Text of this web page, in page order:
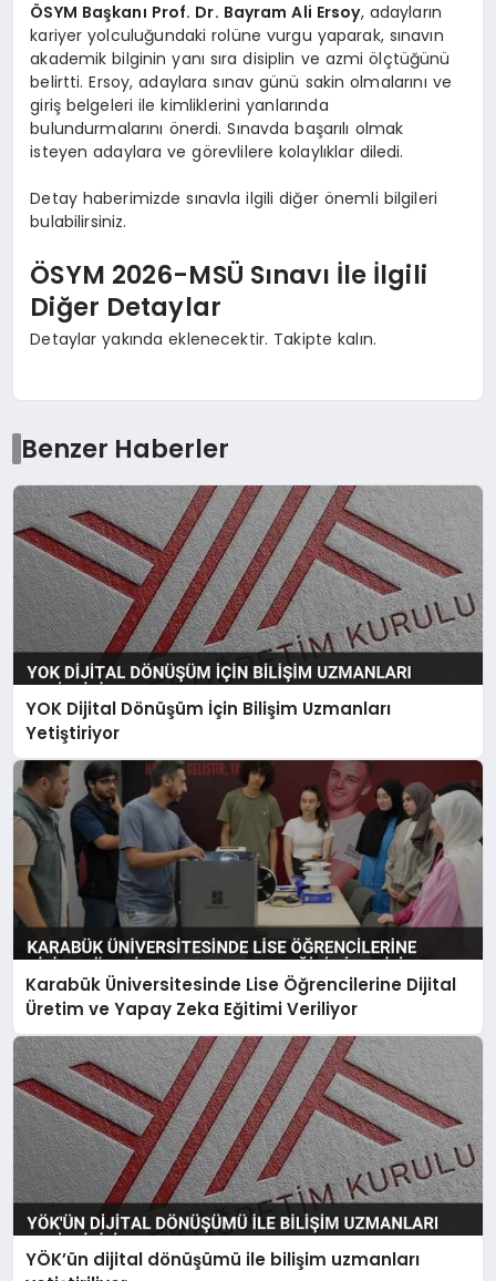
ÖSYM Başkanı Prof. Dr. Bayram Ali Ersoy, adayların
kariyer yolculuğundaki rolüne vurgu yaparak, sınavın
akademik bilginin yanı sıra disiplin ve azmi ölçtüğünü
belirtti. Ersoy, adaylara sınav günü sakin olmalarını ve
giriş belgeleri ile kimliklerini yanlarında
bulundurmalarını önerdi. Sınavda başarılı olmak
isteyen adaylara ve görevlilere kolaylıklar diledi.
Detay haberimizde sınavla ilgili diğer önemli bilgileri
bulabilirsiniz.
ÖSYM 2026-MSÜ Sınavı İle İlgili
Diğer Detaylar
Detaylar yakında eklenecektir. Takipte kalın.
Benzer Haberler
YOK Dijital Dönüşüm İçin Bilişim Uzmanları
Yetiştiriyor
Karabük Üniversitesinde Lise Öğrencilerine Dijital
Üretim ve Yapay Zeka Eğitimi Veriliyor
YÖK’ün dijital dönüşümü ile bilişim uzmanları